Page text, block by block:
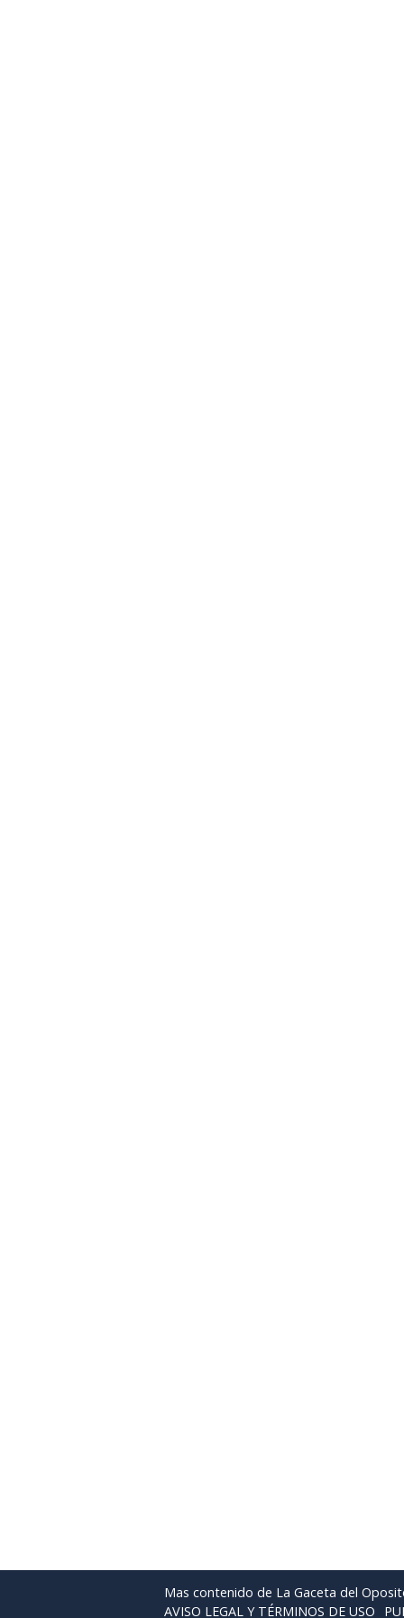
Mas contenido de La Gaceta del
AVISO LEGAL Y TÉRMINOS DE USO